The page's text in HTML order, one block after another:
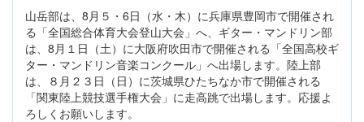
山岳部は、8月５・6日（水・木）に兵庫県豊岡市で開催され
る「全国総合体育大会登山大会」へ、ギター・マンドリン部
は、8月１日（土）に大阪府吹田市で開催される「全国高校ギ
ター・マンドリン音楽コンクール」へ出場します。陸上部
は、８月２３日（日）に茨城県ひたちなか市で開催される
「関東陸上競技選手権大会」に走高跳で出場します。応援よ
ろしくお願いします。